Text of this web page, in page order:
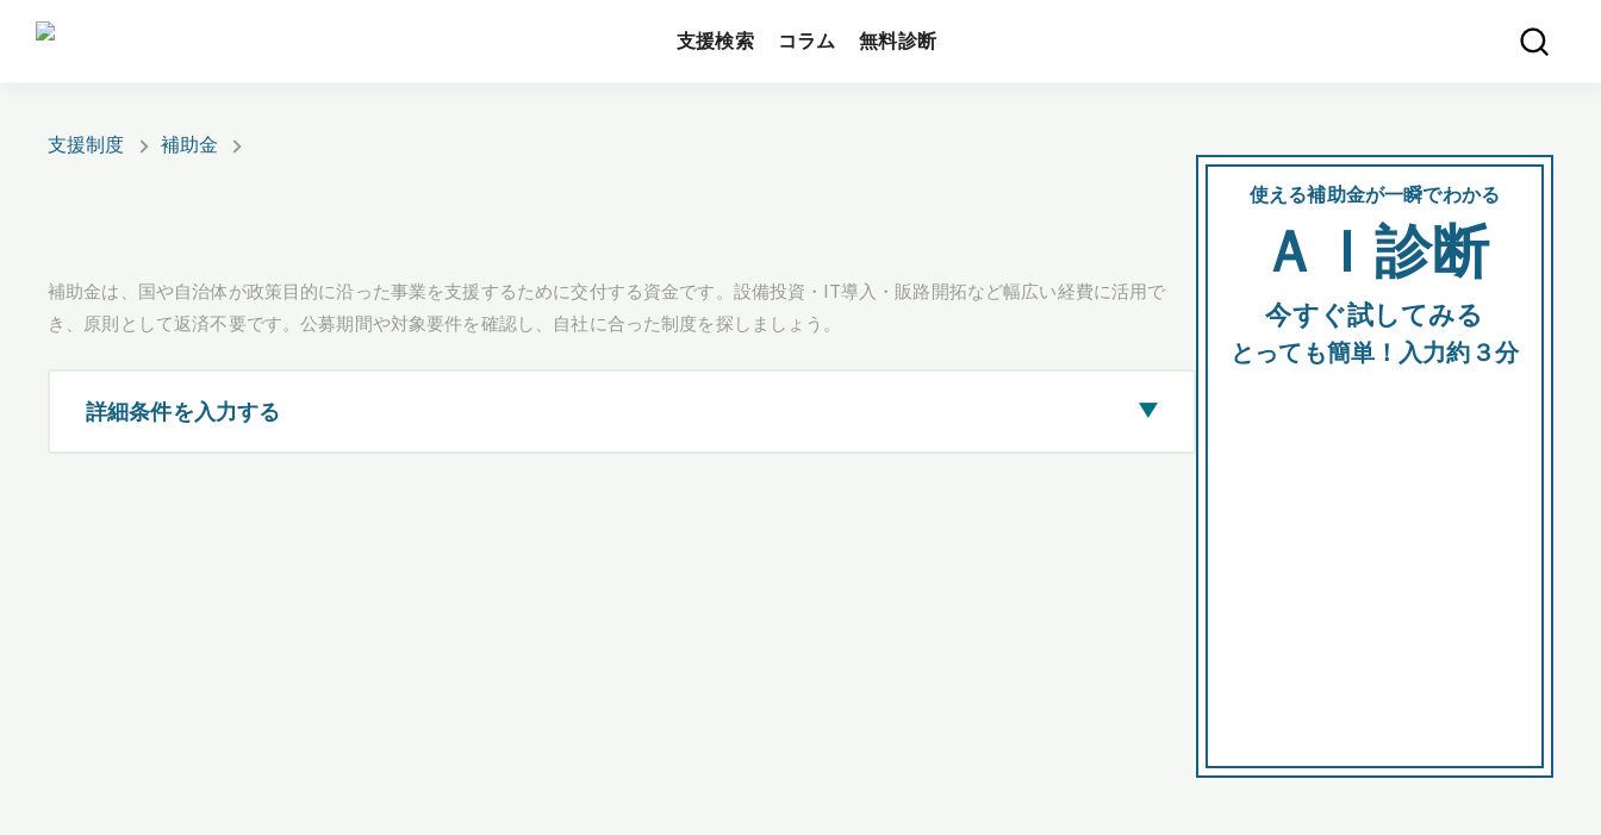
支援検索 コラム 無料診断
支援制度 補助金
補助金は、国や自治体が政策目的に沿った事業を支援するために交付する資金です。設備投資・IT導入・販路開拓など幅広い経費に活用で
き、原則として返済不要です。公募期間や対象要件を確認し、自社に合った制度を探しましょう。
詳細条件を入力する ▶
使える補助金が一瞬でわかる
ＡＩ診断
今すぐ試してみる
とっても簡単！入力約３分